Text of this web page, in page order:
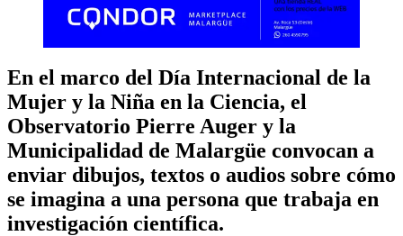
En el marco del Día Internacional de la
Mujer y la Niña en la Ciencia, el
Observatorio Pierre Auger y la
Municipalidad de Malargüe convocan a
enviar dibujos, textos o audios sobre cómo
se imagina a una persona que trabaja en
investigación científica.